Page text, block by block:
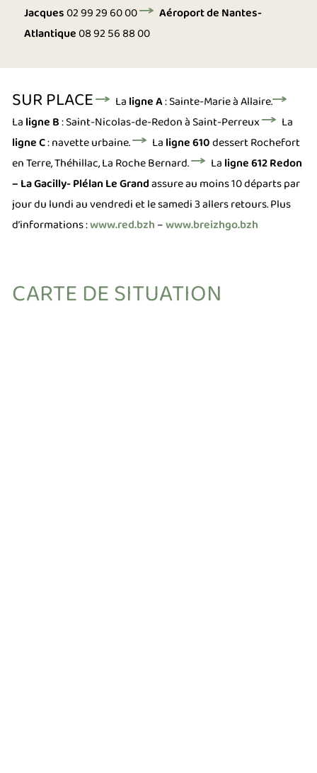
Jacques02 99 29 60 00
Aéroport de Nantes-
Atlantique08 92 56 88 00
SUR PLACE Laligne A: Sainte-Marie à Allaire.
Laligne B: Saint-Nicolas-de-Redon à Saint-Perreux
La
ligne C: navette urbaine. Laligne 610dessert Rochefort
en Terre, Théhillac, La Roche Bernard.
Laligne 612 Redon
– La Gacilly- Plélan Le Grandassure au moins 10 départs par
jour du lundi au vendredi et le samedi 3 allers retours.Plus
d’informations :www.red.bzh–www.breizhgo.bzh
CARTE DE SITUATION